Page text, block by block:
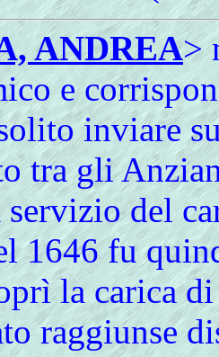
ANDREA>
e
inviare
tra gli
servizio del
1646 fu
la carica
raggiunse